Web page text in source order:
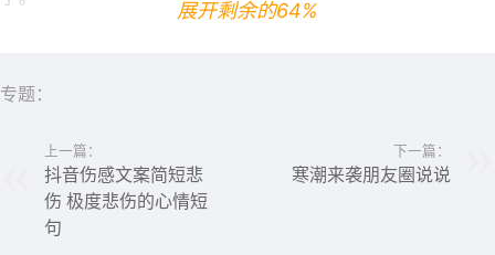
7、所谓的人生，就是，听不完的谎言，看不透的人心，放
不下的牵挂，经历不完的酸甜苦辣。
展开剩余的64%
专题：
上一篇：
抖音伤感文案简短悲
伤 极度悲伤的心情短
句
下一篇：
寒潮来袭朋友圈说说